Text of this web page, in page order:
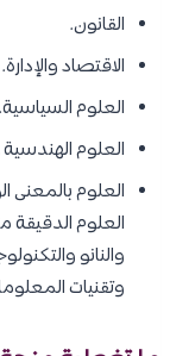
القانون.
الاقتصاد والإدارة.
العلوم السياسية.
العلوم
العلوم بالمعنى
العلوم الدقيقة
والنانو
وتقنيات